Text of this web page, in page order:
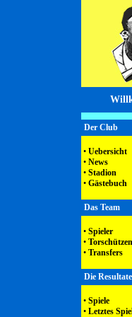
Der Club
• Uebersicht
• News
• Stadion
• Gästebuch
Das Team
• Spieler
• Torschützen
• Transfers
Die Resultate
• Spiele
• Letztes